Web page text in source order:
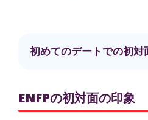
初めてのデートでの初対
ENFPの初対面の印象